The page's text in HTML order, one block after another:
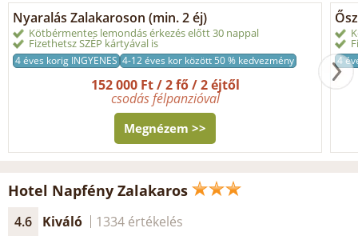
Nyaralás Zalakaroson (min. 2 éj)
Kötbérmentes lemondás érkezés előtt 30 nappal
Fizethetsz SZÉP kártyával is
4 éves korig INGYENES 4-12 éves kor között 50 % kedvezmény
152 000 Ft / 2 fő / 2 éjtől
csodás félpanzióval
Megnézem >>
4
Hotel Napfény Zalakaros
4.6 Kiváló 1334 értékelés